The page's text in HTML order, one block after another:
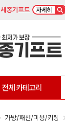
세종기프트 자세히
전체 카테고리
가방/패션/미용/키링